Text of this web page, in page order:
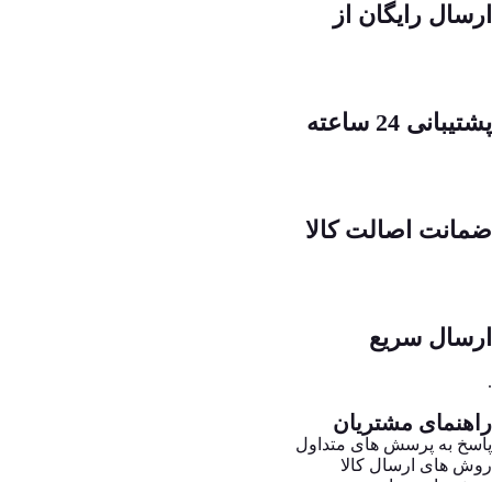
ارسال رایگان از
پشتیبانی 24 ساعته
ضمانت اصالت کالا
ارسال سریع
.
راهنمای مشتریان
پاسخ به پرسش های متداول
روش های ارسال کالا